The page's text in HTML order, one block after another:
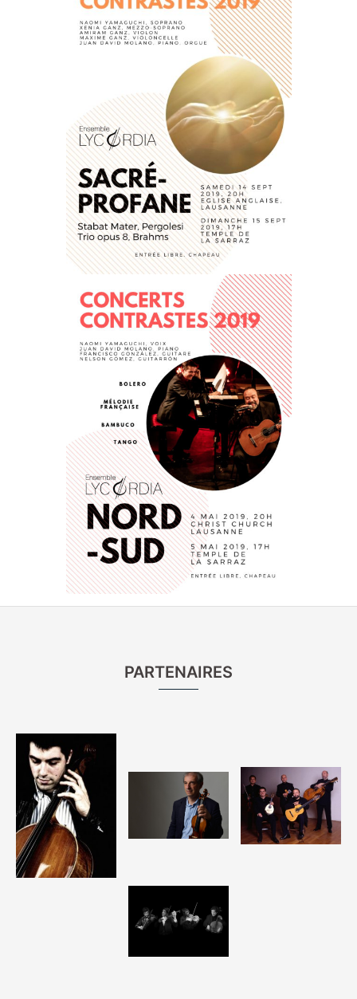
PARTENAIRES